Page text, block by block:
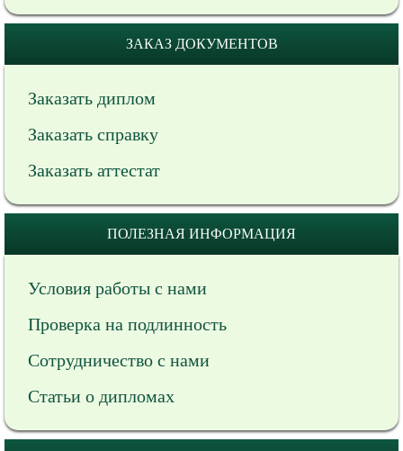
ЗАКАЗ ДОКУМЕНТОВ
Заказать диплом
Заказать справку
Заказать аттестат
ПОЛЕЗНАЯ ИНФОРМАЦИЯ
Условия работы с нами
Проверка на подлинность
Сотрудничество с нами
Статьи о дипломах